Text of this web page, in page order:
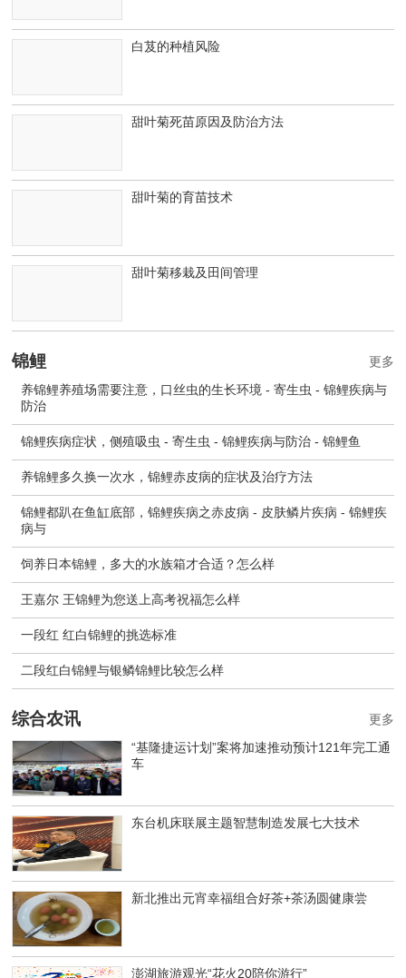
白芨的种植风险
甜叶菊死苗原因及防治方法
甜叶菊的育苗技术
甜叶菊移栽及田间管理
锦鲤
养锦鲤养殖场需要注意，口丝虫的生长环境 - 寄生虫 - 锦鲤疾病与
防治
锦鲤疾病症状，侧殖吸虫 - 寄生虫 - 锦鲤疾病与防治 - 锦鲤鱼
养锦鲤多久换一次水，锦鲤赤皮病的症状及治疗方法
锦鲤都趴在鱼缸底部，锦鲤疾病之赤皮病 - 皮肤鳞片疾病 - 锦鲤疾
病与
饲养日本锦鲤，多大的水族箱才合适？怎么样
王嘉尔 王锦鲤为您送上高考祝福怎么样
一段红 红白锦鲤的挑选标准
二段红白锦鲤与银鳞锦鲤比较怎么样
更多
综合农讯
“基隆捷运计划”案将加速推动预计121年完工通
车
东台机床联展主题智慧制造发展七大技术
新北推出元宵幸福组合好茶+茶汤圆健康尝
澎湖旅游观光“花火20陪你游行”
更多